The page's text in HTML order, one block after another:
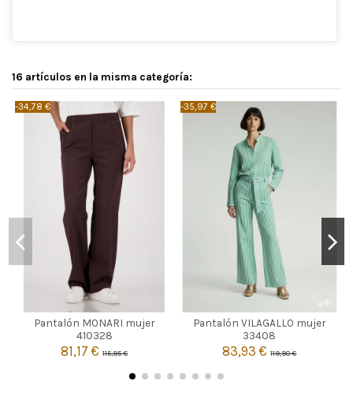
16 artículos en la misma categoría:
-34,78 €
Pantalón MONARI mujer
410328
81,17 €115,95 €
MARRON
44 46
-35,97 €
Pantalón VILAGALLO mujer
33408
83,93 €119,90 €
CRUDO
42
